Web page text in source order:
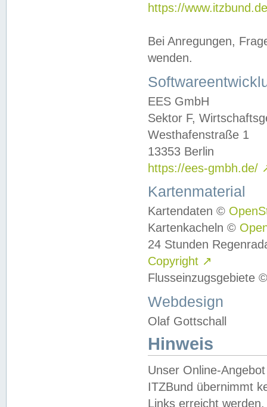
https://
Bei Anregungen,
wenden.
EES GmbH
Sektor F,
Westhafenstraße 1
13353 Berlin
https://ees-gmbh.de/
Kartenmaterial
Kartendaten ©
Kartenkacheln ©
24 Stunden
Copyright ↗
Flusseinzugsgebiete
Webdesign
Olaf Gottschall
Hinweis
Unser Online-
ITZBund übernimmt
Links erreicht